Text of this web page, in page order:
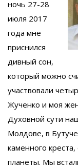
ночь 27-28
июля 2017
года мне
приснился
дивный сон,
который можно
участвовали
Жученко и моя
Духовной сути
Молдове, в
каменного
планеты. Мы